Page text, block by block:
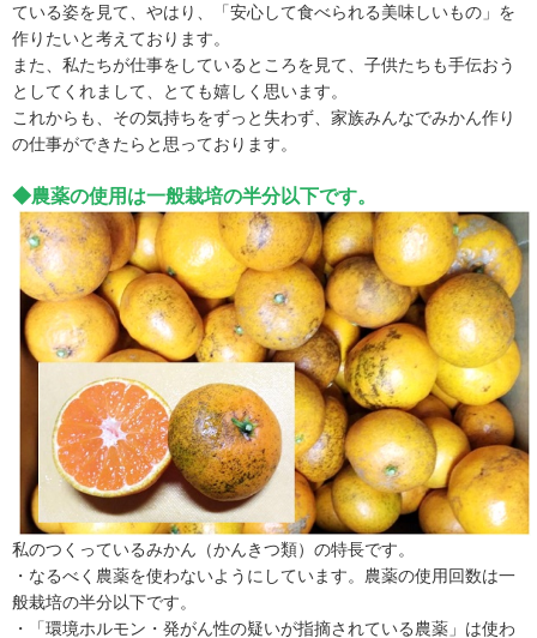
ている姿を見て、やはり、「安心して食べられる美味しいもの」を
作りたいと考えております。
また、私たちが仕事をしているところを見て、子供たちも手伝おう
としてくれまして、とても嬉しく思います。
これからも、その気持ちをずっと失わず、家族みんなでみかん作り
の仕事ができたらと思っております。
◆農薬の使用は一般栽培の半分以下です。
私のつくっているみかん（かんきつ類）の特長です。
・なるべく農薬を使わないようにしています。農薬の使用回数は一
般栽培の半分以下です。
・「環境ホルモン・発がん性の疑いが指摘されている農薬」は使わ